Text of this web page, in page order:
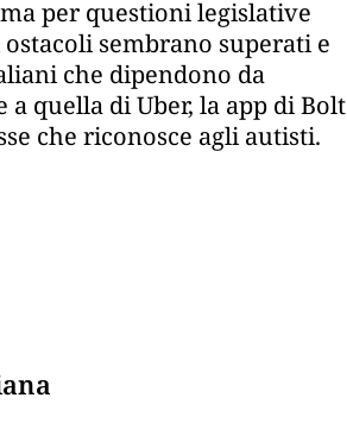
per questioni legislative
sembrano superati e
che dipendono da
quella di Uber, la app di Bolt
che riconosce agli autisti.